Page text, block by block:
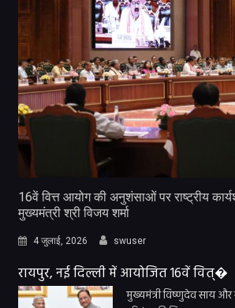
16वें वित्त आयोग की अनुशंसाओं पर राष्ट्रीय
मुख्यमंत्री श्री विजय शर्मा
4 जुलाई, 2026 swuser
रायपुर, नई दिल्ली में आयोजित 16वें वित्�
मुख्यमंत्री विष्णुदेव साय और